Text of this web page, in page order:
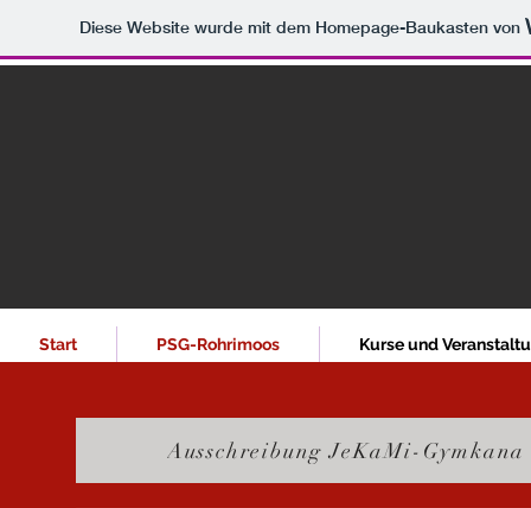
Diese Website wurde mit dem Homepage-Baukasten von
Start PSG-Rohrimoos Kurse und
Ausschreibung JeKaMi-Gymkana